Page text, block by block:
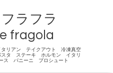
フラフラ
fragola
リアン テイクアウト 冷凍真空
タ ステーキ ホルモン イタリ
ス パニーニ プロシュート